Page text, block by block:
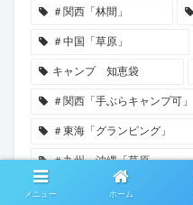
＃関西「林間」
＃中国「草原」
キャンプ 知恵袋
＃関西「手ぶらキャンプ可」
＃東海「グランピング」
＃九州・沖縄「草原」
＃九州・沖縄「川遊び」
メニュー ホーム